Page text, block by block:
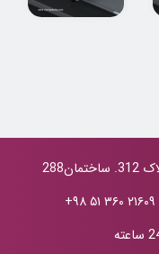
+۹۸ ۵۱ ۳۶۰ ۲۱۶۰۹